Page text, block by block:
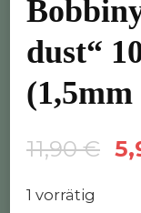
dust“
11,90€
1 vorrätig